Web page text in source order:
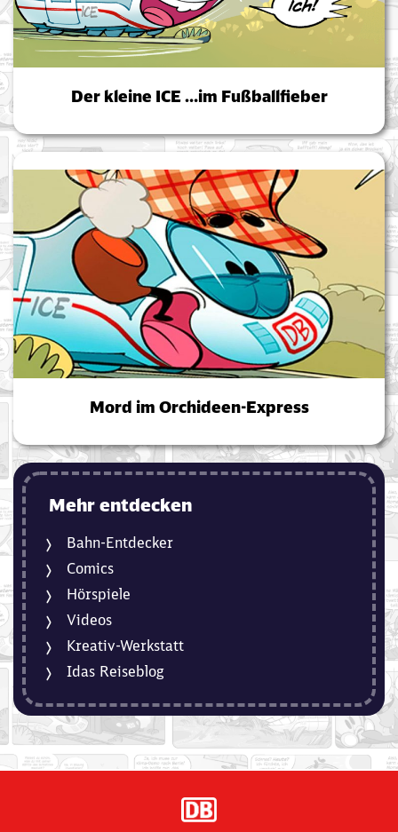
Der kleine ICE …im Fußballfieber
Mord im Orchideen-Express
Mehr entdecken
Bahn-Entdecker
Comics
Hörspiele
Videos
Kreativ-Werkstatt
Idas Reiseblog